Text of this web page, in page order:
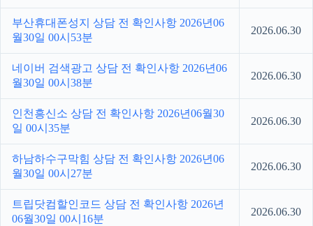
부산휴대폰성지 상담 전 확인사항 2026년06
월30일 00시53분
2026.06.30
네이버 검색광고 상담 전 확인사항 2026년06
월30일 00시38분
2026.06.30
인천흥신소 상담 전 확인사항 2026년06월30
일 00시35분
2026.06.30
하남하수구막힘 상담 전 확인사항 2026년06
월30일 00시27분
2026.06.30
트립닷컴할인코드 상담 전 확인사항 2026년
06월30일 00시16분
2026.06.30